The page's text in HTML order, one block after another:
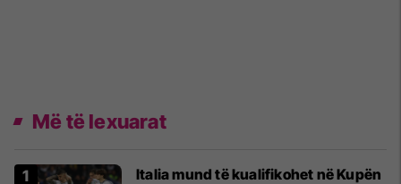
Më të lexuarat
Italia mund të kualifikohet në Kupën